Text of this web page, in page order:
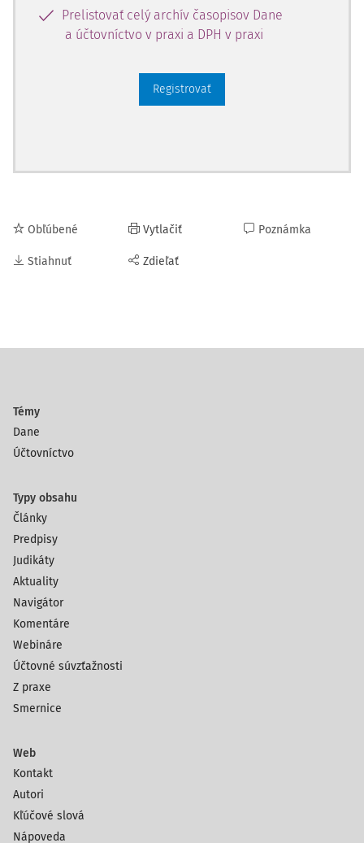
Prelistovať celý archív časopisov Dane
a účtovníctvo v praxi a DPH v praxi
Registrovať
Obľúbené
Stiahnuť
Vytlačiť
Zdieľať
Poznámka
Témy
Dane
Účtovníctvo
Typy obsahu
Články
Predpisy
Judikáty
Aktuality
Navigátor
Komentáre
Webináre
Účtovné súvzťažnosti
Z praxe
Smernice
Web
Kontakt
Autori
Kľúčové slová
Nápoveda